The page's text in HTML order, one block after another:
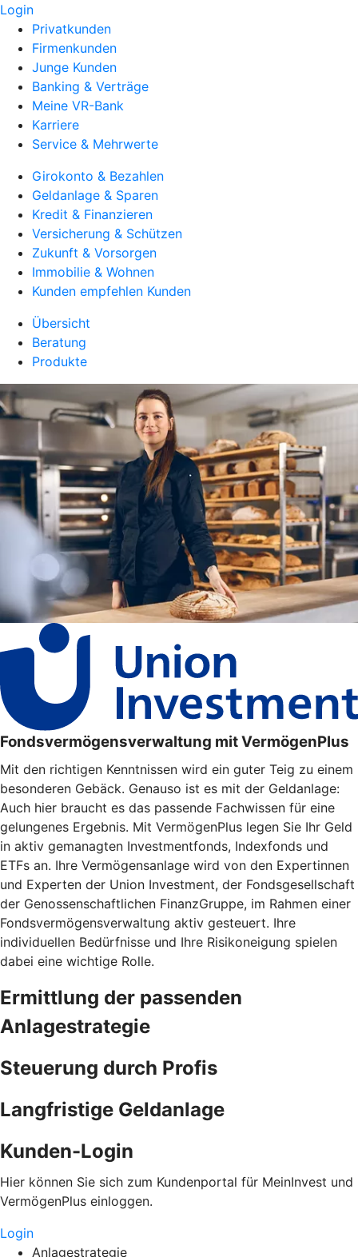
Login
Privatkunden
Firmenkunden
Junge Kunden
Banking & Verträge
Meine VR-Bank
Karriere
Service & Mehrwerte
Girokonto & Bezahlen
Geldanlage & Sparen
Kredit & Finanzieren
Versicherung & Schützen
Zukunft & Vorsorgen
Immobilie & Wohnen
Kunden empfehlen Kunden
Übersicht
Beratung
Produkte
Fondsvermögensverwaltung mit VermögenPlus
Mit den richtigen Kenntnissen wird ein guter Teig zu einem
besonderen Gebäck. Genauso ist es mit der Geldanlage:
Auch hier braucht es das passende Fachwissen für eine
gelungenes Ergebnis. Mit VermögenPlus legen Sie Ihr Geld
in aktiv gemanagten Investmentfonds, Indexfonds und
ETFs an. Ihre Vermögensanlage wird von den Expertinnen
und Experten der Union Investment, der Fondsgesellschaft
der Genossenschaftlichen FinanzGruppe, im Rahmen einer
Fondsvermögensverwaltung aktiv gesteuert. Ihre
individuellen Bedürfnisse und Ihre Risikoneigung spielen
dabei eine wichtige Rolle.
Ermittlung der passenden
Anlagestrategie
Steuerung durch Profis
Langfristige Geldanlage
Kunden-Login
Hier können Sie sich zum Kundenportal für MeinInvest und
VermögenPlus einloggen.
Login
Anlagestrategie